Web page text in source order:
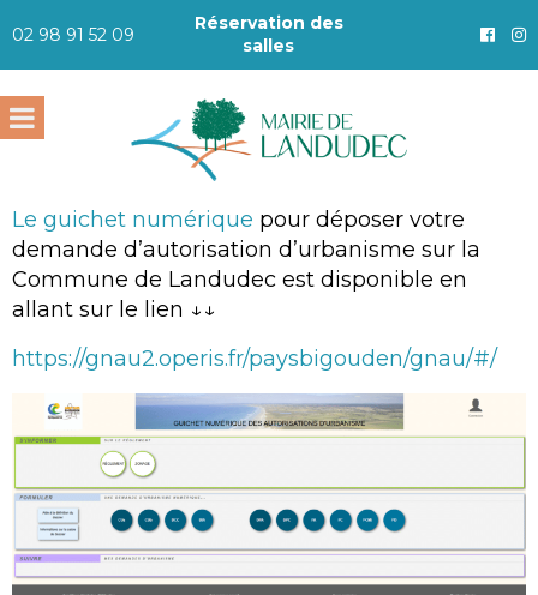
02 98 91 52 09
Réservation des
salles
Le guichet numérique pour déposer votre
demande d’autorisation d’urbanisme sur la
Commune de Landudec est disponible en
allant sur le lien ↓↓
https://gnau2.operis.fr/paysbigouden/gnau/#/